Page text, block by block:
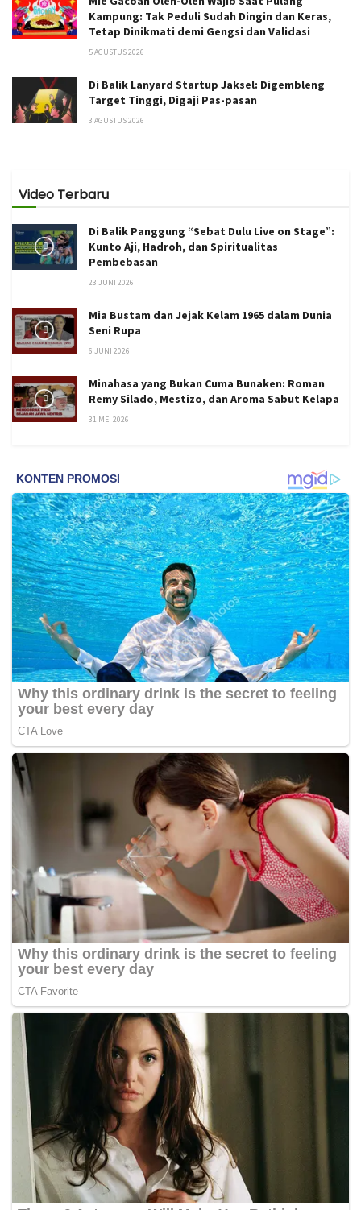
Kampung: Tak Peduli Sudah Dingin dan Keras,
Tetap Dinikmati demi Gengsi dan Validasi
5 AGUSTUS 2026
Di Balik Lanyard Startup Jaksel: Digembleng
Target Tinggi, Digaji Pas-pasan
3 AGUSTUS 2026
Video Terbaru
Di Balik Panggung “Sebat Dulu Live on Stage”:
Kunto Aji, Hadroh, dan Spiritualitas
Pembebasan
23 JUNI 2026
Mia Bustam dan Jejak Kelam 1965 dalam Dunia
Seni Rupa
6 JUNI 2026
Minahasa yang Bukan Cuma Bunaken: Roman
Remy Silado, Mestizo, dan Aroma Sabut Kelapa
31 MEI 2026